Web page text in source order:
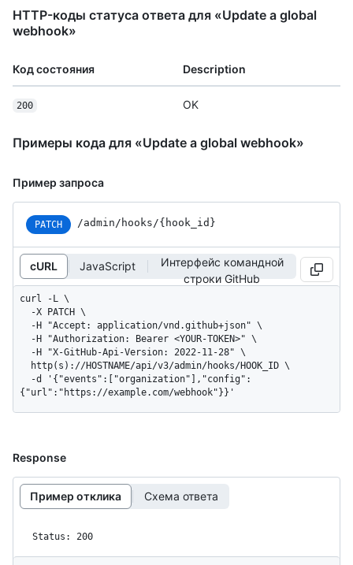
HTTP-коды статуса ответа для «Update a global
webhook»
Код состояния Description
200 OK
Примеры кода для «Update a global webhook»
Пример запроса
PATCH /admin/hooks/{hook_id}
cURL JavaScript
Интерфейс командной
строки GitHub
curl -L \
{"url":"https://example.com/webhook"}}'
Response
Пример отклика Схема ответа
Status: 200